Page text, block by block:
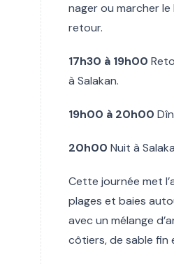
nager ou marcher
retour.
17h30 à 19h00
à Salakan.
19h00 à 20h00
20h00 Nuit à
Cette journée met
plages et baies
avec un mélange
côtiers, de sable fin